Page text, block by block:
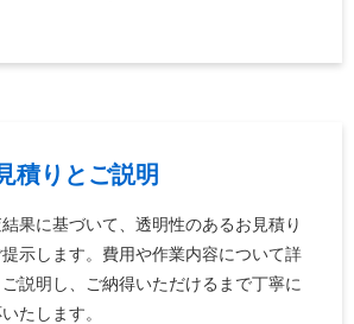
積りとご説明
果に基づいて、透明性のあるお見積り
提示します。費用や作業内容について詳
ご説明し、ご納得いただけるまで丁寧に
たします。